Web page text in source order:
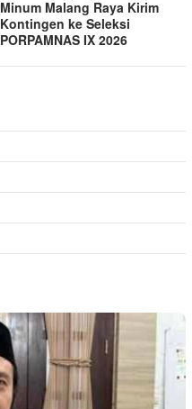
Minum Malang Raya Kirim
Kontingen ke Seleksi
PORPAMNAS IX 2026